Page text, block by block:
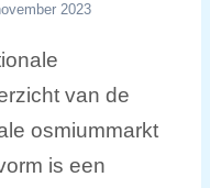
2023
van de
osmiummarkt
is een